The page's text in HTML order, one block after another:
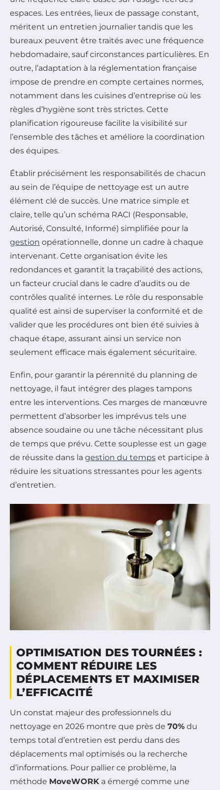
espaces. Les entrées, lieux de passage constant,
méritent un entretien journalier tandis que les
bureaux peuvent être traités avec une fréquence
hebdomadaire, sauf circonstances particulières. En
outre, l’adaptation à la réglementation française
impose de prendre en compte certaines normes,
notamment dans les cuisines d’entreprise où les
règles d’hygiène sont très strictes. Cette
planification rigoureuse facilite la visibilité sur
l’ensemble des tâches et améliore la coordination
des équipes.
Établir précisément les responsabilités de chacun
au sein de l’équipe de nettoyage est un autre
élément clé de succès. Une matrice simple et
claire, telle qu’un schéma RACI (Responsable,
Autorisé, Consulté, Informé) simplifiée pour la
gestion opérationnelle, donne un cadre à chaque
intervenant. Cette organisation évite les
redondances et garantit la traçabilité des actions,
un facteur crucial dans le cadre d’audits ou de
contrôles qualité internes. Le rôle du responsable
qualité est ainsi de superviser la conformité et de
valider que les procédures ont bien été suivies à
chaque étape, assurant ainsi un service non
seulement efficace mais également sécuritaire.
Enfin, pour garantir la pérennité du planning de
nettoyage, il faut intégrer des plages tampons
entre les interventions. Ces marges de manœuvre
permettent d’absorber les imprévus tels une
absence soudaine ou une tâche nécessitant plus
de temps que prévu. Cette souplesse est un gage
de réussite dans la gestion du temps et participe à
réduire les situations stressantes pour les agents
d’entretien.
OPTIMISATION DES TOURNÉES :
COMMENT RÉDUIRE LES
DÉPLACEMENTS ET MAXIMISER
L’EFFICACITÉ
Un constat majeur des professionnels du
nettoyage en 2026 montre que près de 70% du
temps total d’entretien est perdu dans des
déplacements mal optimisés ou la recherche
d’informations. Pour pallier ce problème, la
méthode MoveWORK a émergé comme une